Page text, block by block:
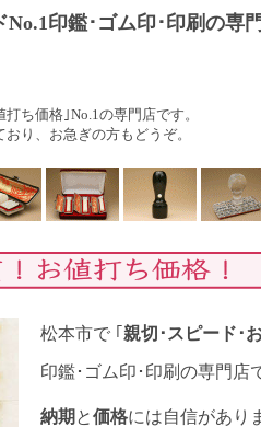
印鑑･ゴム印･印刷の専門
ち価格｣No.1の専門店です。
り、お急ぎの方もどうぞ。
松本市で ｢ 親切･スピード･
印鑑･ゴム印･印刷の専門店
納期 と価格には自信があり